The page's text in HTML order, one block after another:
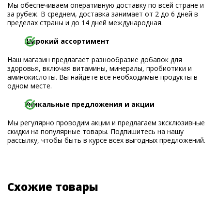
Мы обеспечиваем оперативную доставку по всей стране и
за рубеж. В среднем, доставка занимает от 2 до 6 дней в
пределах страны и до 14 дней международная.
Широкий ассортимент
Наш магазин предлагает разнообразие добавок для
здоровья, включая витамины, минералы, пробиотики и
аминокислоты. Вы найдете все необходимые продукты в
одном месте.
Уникальные предложения и акции
Мы регулярно проводим акции и предлагаем эксклюзивные
скидки на популярные товары. Подпишитесь на нашу
рассылку, чтобы быть в курсе всех выгодных предложений.
Схожие товары